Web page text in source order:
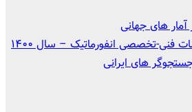
آمار های جهانی
فنی-تخصصی انفورماتیک – سال ۱۴۰۰
های ایرانی